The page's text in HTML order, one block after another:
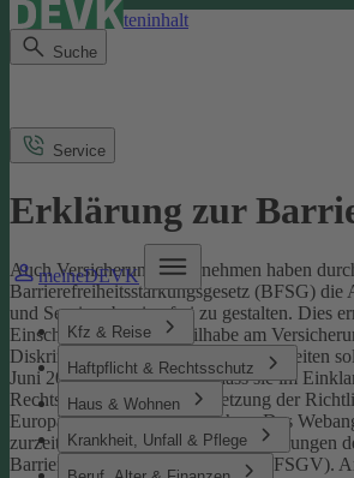
Direkt zum Seiteninhalt
Suche
meineDEVK
Kfz & Reise
Haftpflicht & Rechtsschutz
Haus & Wohnen
Krankheit, Unfall & Pflege
Service
Erklärung zur
Auch Versicherungsunternehmen haben
Barrierefreiheitsstärkungsgesetz (BFSG) die
und Services barrierefrei zu gestalten. Dies
Einschränkungen die Teilhabe am
Diskriminierung abzubauen. Internetseiten
Juni 2025 so gestaltet sein, dass sie im
Rechtsvorschriften zur Umsetzung der
Europäischen Parlaments stehen.Das
zurzeit nicht vollständig die Anforderungen
Barrierefreiheitsstärkungsgesetz (BFSGV).